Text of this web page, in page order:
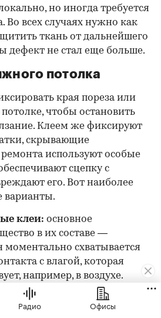
но иногда требуется
Во всех случаях нужно как
ткань от дальнейшего
дефект не стал еще больше.
потолка
края пореза или
чтобы остановить
Клеем же фиксируют
скрывающие
используют особые
сцепку с
его. Вот наиболее
варианты.
клеи: основное
в их составе —
моментально схватывается
с влагой, которая
например, в воздухе.
для скрепления материала
небольшое количество.
Радио Офисы